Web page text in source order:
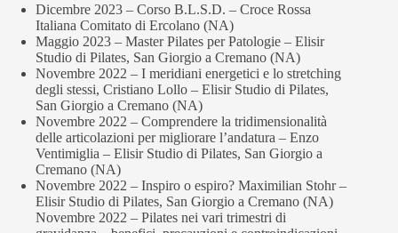
Dicembre 2023 – Corso B.L.S.D. – Croce Rossa
Italiana Comitato di Ercolano (NA)
Maggio 2023 – Master Pilates per Patologie – Elisir
Studio di Pilates, San Giorgio a Cremano (NA)
Novembre 2022 – I meridiani energetici e lo stretching
degli stessi, Cristiano Lollo – Elisir Studio di Pilates,
San Giorgio a Cremano (NA)
Novembre 2022 – Comprendere la tridimensionalità
delle articolazioni per migliorare l’andatura – Enzo
Ventimiglia – Elisir Studio di Pilates, San Giorgio a
Cremano (NA)
Novembre 2022 – Inspiro o espiro? Maximilian Stohr –
Elisir Studio di Pilates, San Giorgio a Cremano (NA)
Novembre 2022 – Pilates nei vari trimestri di